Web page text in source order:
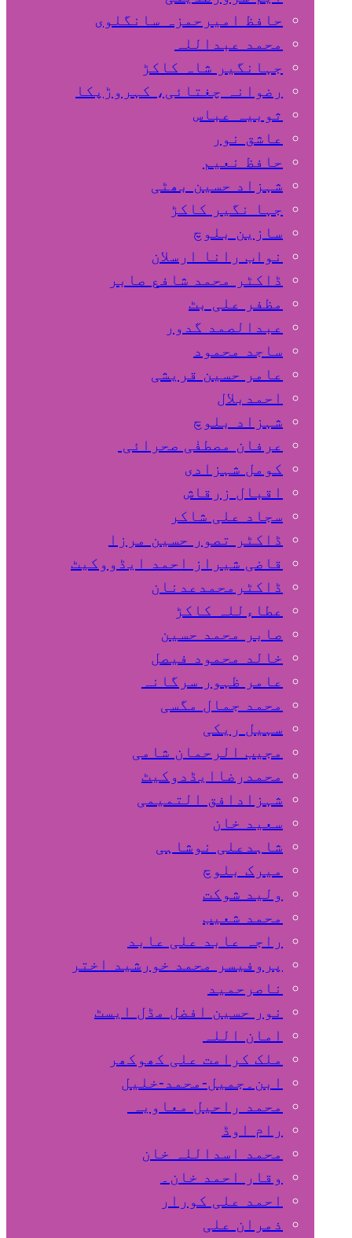
حافظ امیرحمزہ سانگلوی
محمد عبداللہ
جہانگیر شاہ کاکڑ
رضوانہ چغتائی، کہروڑپکا
ثوبیہ عباس
عاشق نور
حافظ نعیم
شہزاد حسین بھٹی
جہا نگیر کاکڑ
سازین بلوچ
نواب رانا ارسلان
ڈاکٹر محمد شافع صابر
مظفر علی بٹ
عبدالصمد گدور
ساجد محمود
عامر حسین قریشی
اﺣﻤﺪﺑﻼل
شہزاد بلوچ
عرفان مصطفٰی صحرائی
کومل شہزادی
اقبال زرقاش
سجاد علی شاکر
ڈاکٹر تصور حسین مرزا
قاضی شیراز احمد ایڈووکیٹ
ڈاکٹرمحمدعدنان
عطاءللہ کاکڑ
صابر محمد حسین
خالد محمود فیصل
عامر ظہور سرگانہ
محمد جمال مگسی
سہیل ريكی
مجیب الرحمان شامی
محمدرضاایڈدوکیٹ
شہزادافق التمیمی
سعید خان
شاہدعلی نوشاہی
میرک بلوچ
ولید شوکت
محمد شعیب
راجہ عابد علی عابد
پروفیسر محمد خورشید اختر
ناصرحمید
نور حسین افضل مڈل ایسٹ
امان اللہ
ملک کرامت علی کھوکھر
ابن۔جمیل-محمد-خلیل
محمد راحیل معاویہ
رام اوڈ
محمد اسداللہ خان
وقار احمد خان۔
احمد علی کورار
ذمران علی